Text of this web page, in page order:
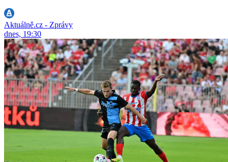
Aktuálně.cz - Zprávy
dnes, 19:30